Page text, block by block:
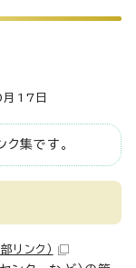
17日
集です。
部リンク）